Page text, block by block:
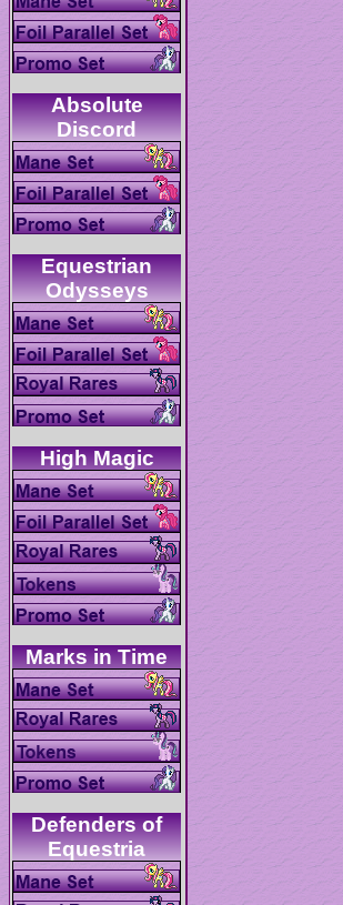
Absolute
Equestrian
Defenders of